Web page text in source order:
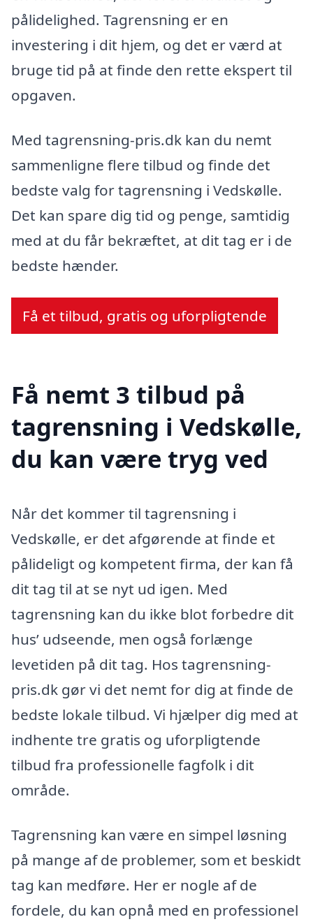
pålidelighed. Tagrensning er en
investering i dit hjem, og det er værd at
bruge tid på at finde den rette ekspert til
opgaven.
Med tagrensning-pris.dk kan du nemt
sammenligne flere tilbud og finde det
bedste valg for tagrensning i Vedskølle.
Det kan spare dig tid og penge, samtidig
med at du får bekræftet, at dit tag er i de
bedste hænder.
Få et tilbud, gratis og uforpligtende
Få nemt 3 tilbud på
tagrensning i Vedskølle,
du kan være tryg ved
Når det kommer til tagrensning i
Vedskølle, er det afgørende at finde et
pålideligt og kompetent firma, der kan få
dit tag til at se nyt ud igen. Med
tagrensning kan du ikke blot forbedre dit
hus’ udseende, men også forlænge
levetiden på dit tag. Hos tagrensning-
pris.dk gør vi det nemt for dig at finde de
bedste lokale tilbud. Vi hjælper dig med at
indhente tre gratis og uforpligtende
tilbud fra professionelle fagfolk i dit
område.
Tagrensning kan være en simpel løsning
på mange af de problemer, som et beskidt
tag kan medføre. Her er nogle af de
fordele, du kan opnå med en professionel